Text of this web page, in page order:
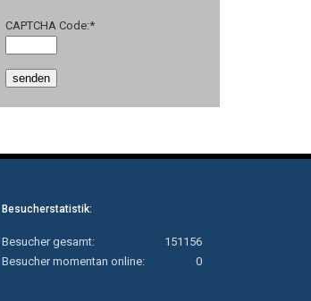
CAPTCHA Code:*
Besucherstatistik:
151156
Besucher gesamt:
0
Besucher momentan online: